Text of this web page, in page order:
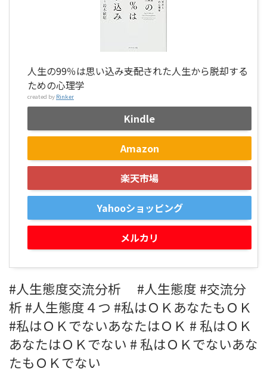
人生の99％は思い込み―――支配された人生から脱却する
ための心理学
created by Rinker
Kindle
Amazon
楽天市場
Yahooショッピング
メルカリ
#人生態度交流分析 #人生態度 #交流分
析 #人生態度４つ #私はＯＫあなたもＯＫ
#私はＯＫでないあなたはＯＫ # 私はＯＫ
あなたはＯＫでない # 私はＯＫでないあな
たもＯＫでない